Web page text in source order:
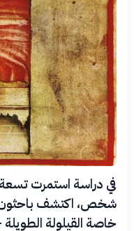
شخص، اكتشف باحثون
خاصة القيلولة